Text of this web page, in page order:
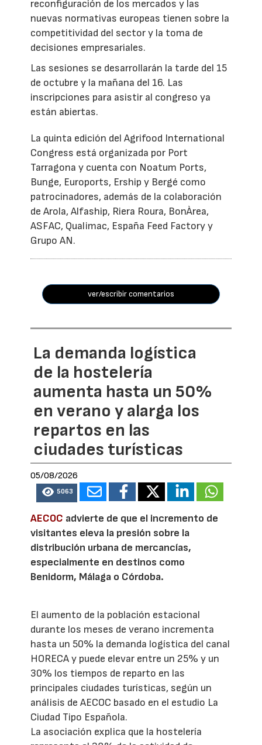
reconfiguración de los mercados y las
nuevas normativas europeas tienen sobre la
competitividad del sector y la toma de
decisiones empresariales.
Las sesiones se desarrollarán la tarde del 15
de octubre y la mañana del 16. Las
inscripciones para asistir al congreso ya
están abiertas.
La quinta edición del Agrifood International
Congress está organizada por Port
Tarragona y cuenta con Noatum Ports,
Bunge, Euroports, Ership y Bergé como
patrocinadores, además de la colaboración
de Arola, Alfaship, Riera Roura, BonÀrea,
ASFAC, Qualimac, España Feed Factory y
Grupo AN.
ver/escribir comentarios
La demanda logística
de la hostelería
aumenta hasta un 50%
en verano y alarga los
repartos en las
ciudades turísticas
05/08/2026
5063
AECOC advierte de que el incremento de
visitantes eleva la presión sobre la
distribución urbana de mercancías,
especialmente en destinos como
Benidorm, Málaga o Córdoba.
El aumento de la población estacional
durante los meses de verano incrementa
hasta un 50% la demanda logística del canal
HORECA y puede elevar entre un 25% y un
30% los tiempos de reparto en las
principales ciudades turísticas, según un
análisis de AECOC basado en el estudio La
Ciudad Tipo Española.
La asociación explica que la hostelería